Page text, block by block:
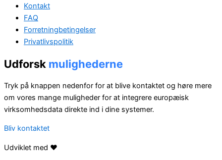
Kontakt
FAQ
Forretningbetingelser
Privatlivspolitik
Udforsk mulighederne
Tryk på knappen nedenfor for at blive kontaktet og høre mere
om vores mange muligheder for at integrere europæisk
virksomhedsdata direkte ind i dine systemer.
Bliv kontaktet
Udviklet med ❤️